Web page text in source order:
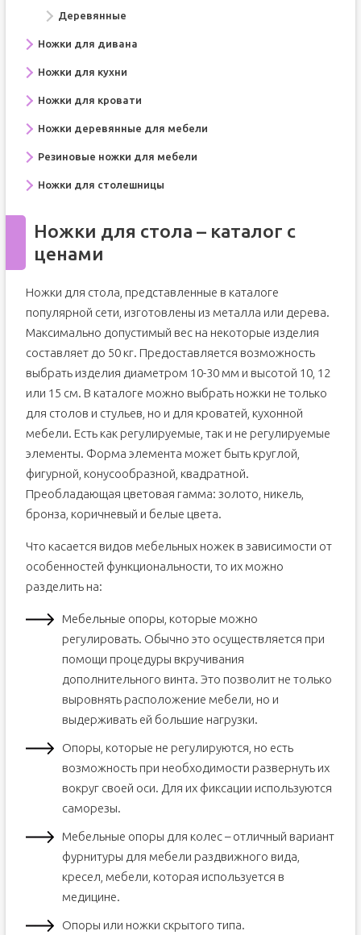
Деревянные
Ножки для дивана
Ножки для кухни
Ножки для кровати
Ножки деревянные для мебели
Резиновые ножки для мебели
Ножки для столешницы
Ножки для стола – каталог с
ценами
Ножки для стола, представленные в каталоге
популярной сети, изготовлены из металла или дерева.
Максимально допустимый вес на некоторые изделия
составляет до 50 кг. Предоставляется возможность
выбрать изделия диаметром 10-30 мм и высотой 10, 12
или 15 см. В каталоге можно выбрать ножки не только
для столов и стульев, но и для кроватей, кухонной
мебели. Есть как регулируемые, так и не регулируемые
элементы. Форма элемента может быть круглой,
фигурной, конусообразной, квадратной.
Преобладающая цветовая гамма: золото, никель,
бронза, коричневый и белые цвета.
Что касается видов мебельных ножек в зависимости от
особенностей функциональности, то их можно
разделить на:
Мебельные опоры, которые можно
регулировать. Обычно это осуществляется при
помощи процедуры вкручивания
дополнительного винта. Это позволит не только
выровнять расположение мебели, но и
выдерживать ей большие нагрузки.
Опоры, которые не регулируются, но есть
возможность при необходимости развернуть их
вокруг своей оси. Для их фиксации используются
саморезы.
Мебельные опоры для колес – отличный вариант
фурнитуры для мебели раздвижного вида,
кресел, мебели, которая используется в
медицине.
Опоры или ножки скрытого типа.